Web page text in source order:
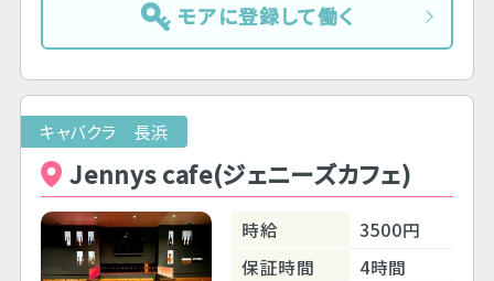
モアに登録して働く
キャバクラ 長浜
Jennys cafe(ジェニーズカフェ)
時給
3500円
保証時間
4時間